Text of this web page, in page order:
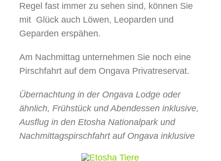
Regel fast immer zu sehen sind, können Sie
mit Glück auch Löwen, Leoparden und
Geparden erspähen.
Am Nachmittag unternehmen Sie noch eine
Pirschfahrt auf dem Ongava Privatreservat.
Übernachtung in der Ongava Lodge oder
ähnlich, Frühstück und Abendessen inklusive,
Ausflug in den Etosha Nationalpark und
Nachmittagspirschfahrt auf Ongava inklusive